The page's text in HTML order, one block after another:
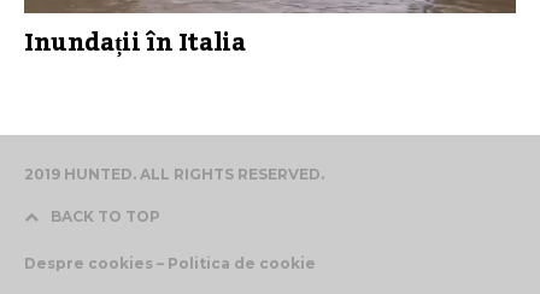
Inundații în Italia
2019 HUNTED. ALL RIGHTS RESERVED.
BACK TO TOP
Despre cookies – Politica de cookie